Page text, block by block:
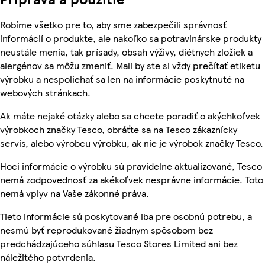
Robíme všetko pre to, aby sme zabezpečili správnosť
informácií o produkte, ale nakoľko sa potravinárske produkty
neustále menia, tak prísady, obsah výživy, diétnych zložiek a
alergénov sa môžu zmeniť. Mali by ste si vždy prečítať etiketu
výrobku a nespoliehať sa len na informácie poskytnuté na
webových stránkach.
Ak máte nejaké otázky alebo sa chcete poradiť o akýchkoľvek
výrobkoch značky Tesco, obráťte sa na Tesco zákaznícky
servis, alebo výrobcu výrobku, ak nie je výrobok značky Tesco.
Hoci informácie o výrobku sú pravidelne aktualizované, Tesco
nemá zodpovednosť za akékoľvek nesprávne informácie. Toto
nemá vplyv na Vaše zákonné práva.
Tieto informácie sú poskytované iba pre osobnú potrebu, a
nesmú byť reprodukované žiadnym spôsobom bez
predchádzajúceho súhlasu Tesco Stores Limited ani bez
náležitého potvrdenia.